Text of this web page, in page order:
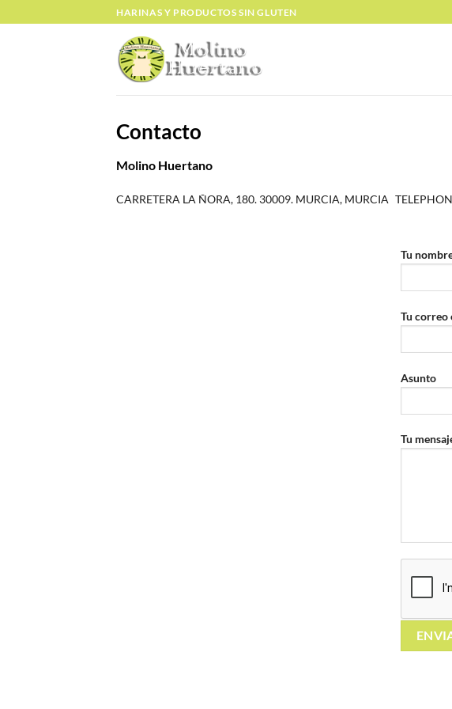
al
HARINAS Y PRODUCTOS SIN GLUTEN
Contacto
Molino Huertano
CARRETERA LA ÑORA, 180. 30009. MURCIA, MURCIA
Tu
Tu correo
Asunto
Tu